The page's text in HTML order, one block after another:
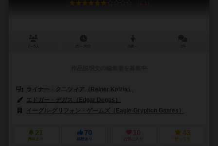
6.1
ライナー・クニツィア（Reiner Knizia）
エドガー・デガス（Edgar Degas）
イーグル-グリフォン・ゲームズ（Eagle-Gryphon Games）
21
興味あり
70
経験あり
10
お気に入り
43
持ってる